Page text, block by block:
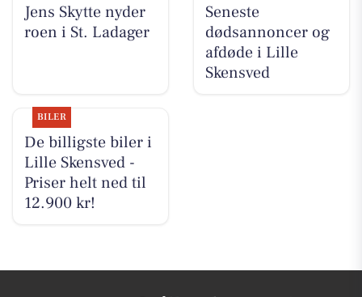
Jens Skytte nyder
roen i St. Ladager
Seneste
dødsannoncer og
afdøde i Lille
Skensved
BILER
De billigste biler i
Lille Skensved -
Priser helt ned til
12.900 kr!